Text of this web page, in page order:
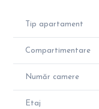
Tip apartament
Compartimentare
Număr camere
Etaj